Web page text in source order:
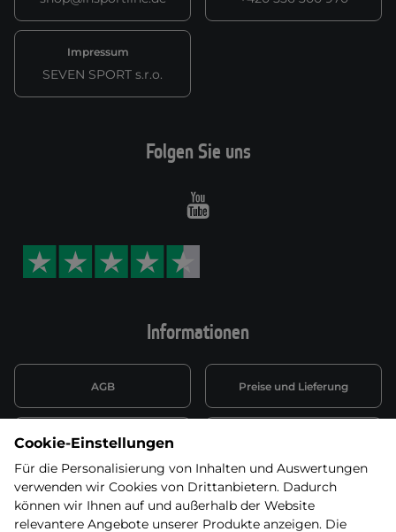
Impressum
SEVEN SPORT s.r.o.
Informationen
AGB Preise und Lieferung
Datenschutzerklärung
Wiederufsbelehrung mit Link
zum Formular
Batterieentsorgung
Folgen Sie uns
Youtube
Cookie-Einstellungen
Für die Personalisierung von Inhalten und Auswertungen
verwenden wir Cookies von Drittanbietern. Dadurch
können wir Ihnen auf und außerhalb der Website
relevantere Angebote unserer Produkte anzeigen. Die